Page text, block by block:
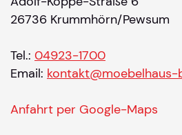
26736 Krummhörn/Pewsum
Tel.: 04923-1700
Email:
Anfahrt per Google-Maps